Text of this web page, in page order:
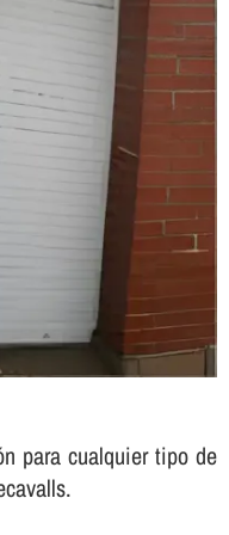
para cualquier tipo de